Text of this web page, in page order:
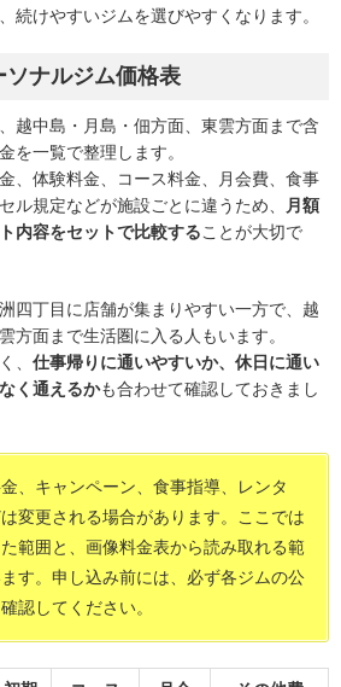
続けやすいジムを選びやすくなります。
ナルジム価格表
越中島・月島・佃方面、東雲方面まで含
を一覧で整理します。
、体験料金、コース料金、月会費、食事
ル規定などが施設ごとに違うため、
月額
内容をセットで比較することが大切で
四丁目に店舗が集まりやすい一方で、越
方面まで生活圏に入る人もいます。
、 仕事帰りに通いやすいか、休日に通い
く通えるかも合わせて確認しておきまし
、キャンペーン、食事指導、レンタ
変更される場合があります。ここでは
範囲と、画像料金表から読み取れる範
す。申し込み前には、必ず各ジムの公
認してください。